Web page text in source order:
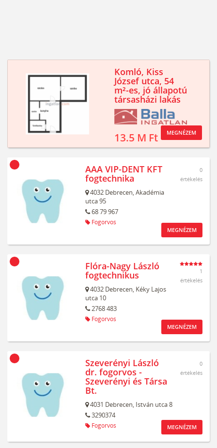
Komló, Kiss
József utca, 54
m²-es, jó állapotú
társasházi lakás
13.5 M Ft MEGNÉZEM
AAA VIP-DENT KFT
fogtechnika
4032 Debrecen,Akadémia
utca 95
68 79 967
Fogorvos
0
értékelés
MEGNÉZEM
Flóra-Nagy László
fogtechnikus
4032 Debrecen, Kéky Lajos
utca 10
2768 483
Fogorvos
1
értékelés
MEGNÉZEM
Szeverényi László
dr. fogorvos -
Szeverényi és Társa
Bt.
4031 Debrecen, István utca 8
3290374
Fogorvos
0
értékelés
MEGNÉZEM